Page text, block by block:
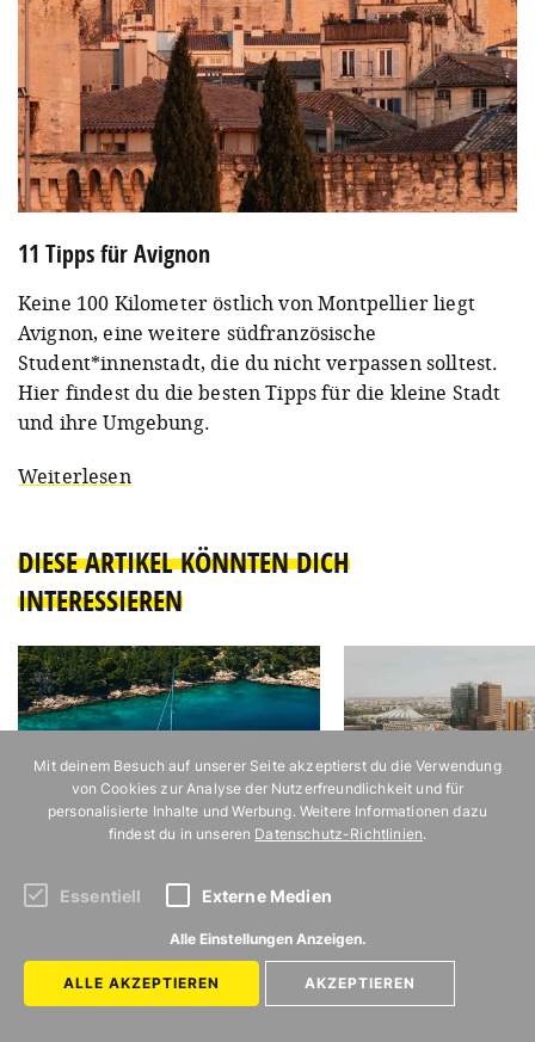
11 Tipps für Avignon
Keine 100 Kilometer östlich von Montpellier liegt
Avignon, eine weitere südfranzösische
Student*innenstadt, die du nicht verpassen solltest.
Hier findest du die besten Tipps für die kleine Stadt
und ihre Umgebung.
Weiterlesen
DIESE ARTIKEL KÖNNTEN DICH
INTERESSIEREN
Die schönste Art, die kroatische
48 Stunden in Berlin –
Mit deinem Besuch auf unserer Seite akzeptierst du die Verwendung
von Cookies zur Analyse der Nutzerfreundlichkeit und für
personalisierte Inhalte und Werbung. Weitere Informationen dazu
findest du in unseren Datenschutz-Richtlinien.
Essentiell Externe Medien
Alle Einstellungen Anzeigen.
ALLE AKZEPTIEREN AKZEPTIEREN